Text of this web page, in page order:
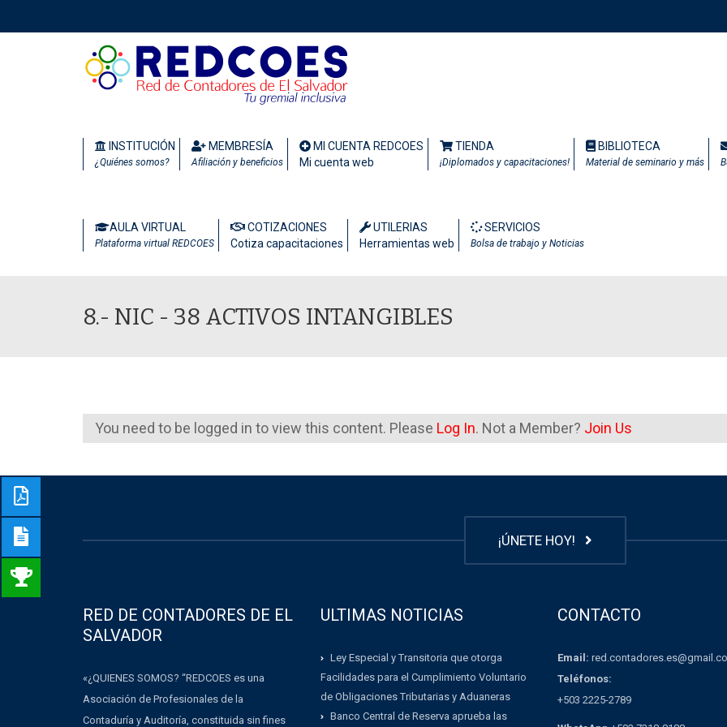
INSTITUCIÓN
¿Quiénes somos?
MEMBRESÍA
Afiliación y beneficios
MI CUENTA REDCOES
Mi cuenta web
TIENDA
¡Diplomados y capacitaciones!
BIBLIOTECA
Material de seminario y más
AULA VIRTUAL
Plataforma virtual REDCOES
COTIZACIONES
Cotiza capacitaciones
UTILERIAS
Herramientas web
SERVICIOS
Bolsa de trabajo y Noticias
8.- NIC - 38 ACTIVOS INTANGIBLES
You need to be logged in to view this content. Please Log In. Not a Member? Join Us
¡ÚNETE HOY!
RED DE CONTADORES DE EL
SALVADOR
«¿QUIENES SOMOS? “REDCOES es una
Asociación de Profesionales de la
Contaduría y Auditoría, constituida sin fines
ULTIMAS NOTICIAS
Ley Especial y Transitoria que otorga
Facilidades para el Cumplimiento Voluntario
de Obligaciones Tributarias y Aduaneras
Banco Central de Reserva aprueba las
CONTACTO
Email:
Teléfonos:
+503 2225-2789